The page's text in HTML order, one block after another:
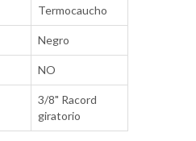
Termocaucho
Negro
NO
3/8" Racord
giratorio